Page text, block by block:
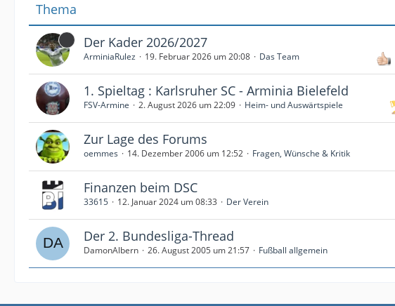
Thema
Der Kader 2026/2027
ArminiaRulez 19. Februar 2026 um 20:08 Das Team
1. Spieltag : Karlsruher SC - Arminia Bielefeld
FSV-Armine 2. August 2026 um 22:09 Heim- und Auswärtspiele
Zur Lage des Forums
oemmes 14. Dezember 2006 um 12:52 Fragen, Wünsche & Kritik
Finanzen beim DSC
33615 12. Januar 2024 um 08:33 Der Verein
Der 2. Bundesliga-Thread
DamonAlbern 26. August 2005 um 21:57 Fußball allgemein